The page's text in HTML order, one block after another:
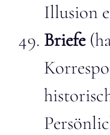
Illusion
Briefe